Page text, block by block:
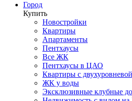
Город
Купить
Новостройки
Квартиры
Апартаменты
Пентхаусы
Все ЖК
Пентхаусы в ЦАО
Квартиры с
ЖК у воды
Эксклюзивные клубные